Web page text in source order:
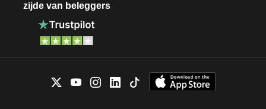
zijde van beleggers